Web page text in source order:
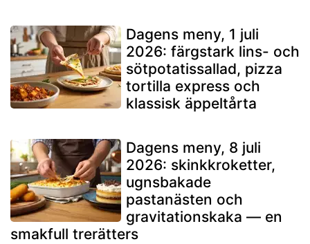
Dagens meny, 1 juli
2026: färgstark lins- och
sötpotatissallad, pizza
tortilla express och
klassisk äppeltårta
Dagens meny, 8 juli
2026: skinkkroketter,
ugnsbakade
pastanästen och
gravitationskaka — en
smakfull trerätters